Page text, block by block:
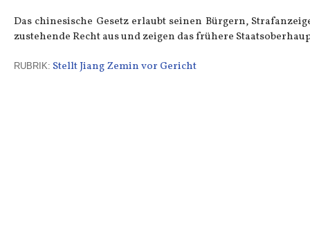
Das chinesische Gesetz erlaubt seinen Bürgern,
zustehende Recht aus und zeigen das frühere
RUBRIK: Stellt Jiang Zemin vor Gericht